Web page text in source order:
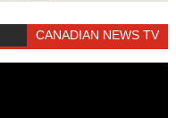
CANADIAN NEWS TV